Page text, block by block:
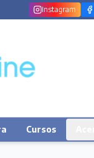
Instagram
Cursos